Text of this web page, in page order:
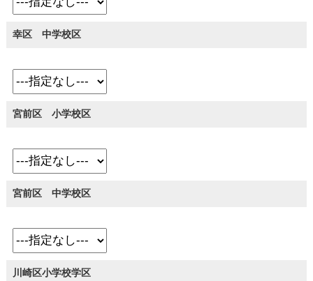
幸区 中学校区
宮前区 小学校区
宮前区 中学校区
川崎区小学校学区